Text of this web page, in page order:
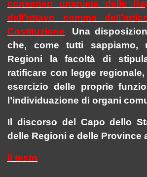
consenso unanime delle
dell’ottavo comma
Costituzione. Una
che, come tutti sappiamo,
Regioni la facoltà di
ratificare con legge regionale,
esercizio delle proprie
l’individuazione di organi
Il discorso del Capo dello
delle Regioni e delle Province
Il testo